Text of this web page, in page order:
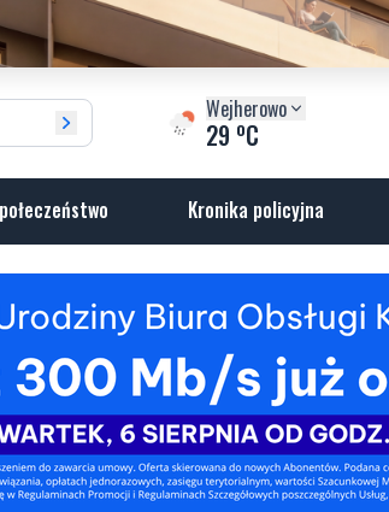
Wejherowo
29 oC
Kronika policyjna